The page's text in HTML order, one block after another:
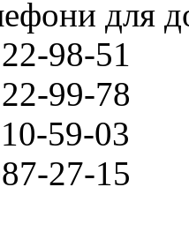
для
98-51
99-78
59-03
27-15